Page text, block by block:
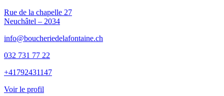
Rue de la chapelle 27
Neuchâtel – 2034
info@boucheriedelafontaine.ch
032 731 77 22
+41792431147
Voir le profil